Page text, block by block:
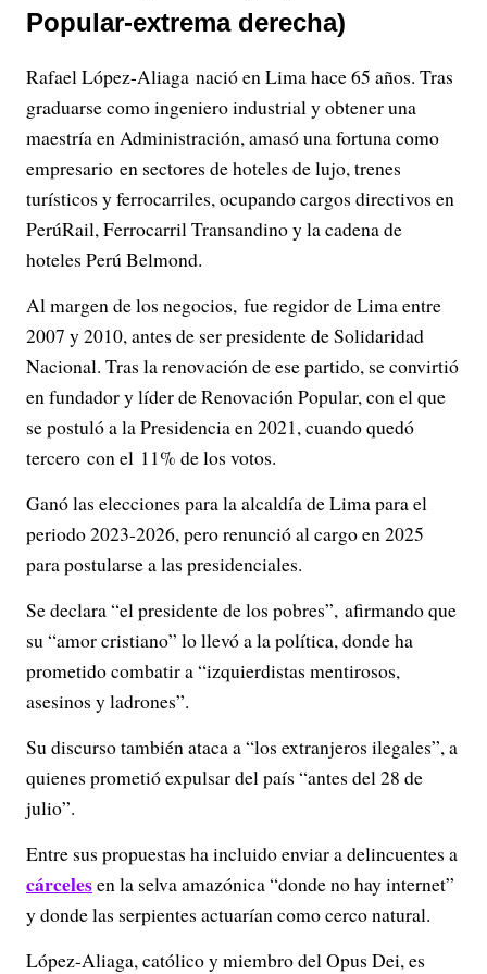
Popular-extrema derecha)
Rafael López-Aliaga nació en Lima hace 65 años. Tras
graduarse como ingeniero industrial y obtener una
maestría en Administración, amasó una fortuna como
empresario en sectores de hoteles de lujo, trenes
turísticos y ferrocarriles, ocupando cargos directivos en
PerúRail, Ferrocarril Transandino y la cadena de
hoteles Perú Belmond.
Al margen de los negocios, fue regidor de Lima entre
2007 y 2010, antes de ser presidente de Solidaridad
Nacional. Tras la renovación de ese partido, se convirtió
en fundador y líder de Renovación Popular, con el que
se postuló a la Presidencia en 2021, cuando quedó
tercero con el 11% de los votos.
Ganó las elecciones para la alcaldía de Lima para el
periodo 2023‑2026, pero renunció al cargo en 2025
para postularse a las presidenciales.
Se declara “el presidente de los pobres”, afirmando que
su “amor cristiano” lo llevó a la política, donde ha
prometido combatir a “izquierdistas mentirosos,
asesinos y ladrones”.
Su discurso también ataca a “los extranjeros ilegales”, a
quienes prometió expulsar del país “antes del 28 de
julio”.
Entre sus propuestas ha incluido enviar a delincuentes a
cárcelesen la selva amazónica “donde no hay internet”
y donde las serpientes actuarían como cerco natural.
López-Aliaga, católico y miembro del Opus Dei, es